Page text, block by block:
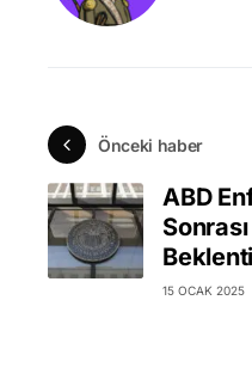
Önceki haber
ABD
15 OCAK 2025